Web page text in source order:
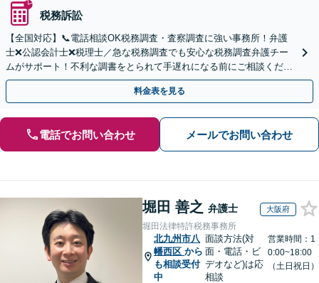
税務訴訟
【全国対応】📞電話相談OK税務調査・査察調査に強い事務所！弁護
士❌公認会計士❌税理士／急な税務調査でも安心な税務調査弁護チー
ムがサポート！不利な調書をとられて手遅れになる前にご相談くださ
い。
料金表を見る
電話でお問い合わせ メールでお問い合わせ
堀田 善之 弁護士 大阪府
堀田法律特許税務事務所
北九州市八
幡西区 から
も相談受付
中
面談方法(対
面・電話・ビ
デオなど)は応
相談
営業時間：1
0:00~18:00
（土日祝日）